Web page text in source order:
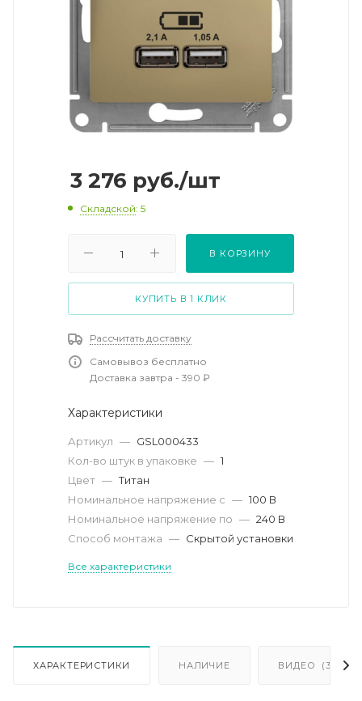
3 276 руб./шт
Складской: 5
В КОРЗИНУ
КУПИТЬ В 1 КЛИК
Рассчитать доставку
Самовывоз бесплатно
Доставка завтра - 390 ₽
Характеристики
Артикул — GSL000433
Кол-во штук в упаковке — 1
Цвет — Титан
Номинальное напряжение с — 100 В
Номинальное напряжение по — 240 В
Способ монтажа — Скрытой установки
Все характеристики
ХАРАКТЕРИСТИКИ НАЛИЧИЕ ВИДЕО (3)